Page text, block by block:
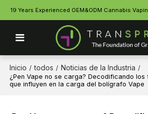
19 Years Experienced OEM&ODM Cannabis
Inicio / todos / Noticias de la Industria /
¿Pen Vape no se carga? Decodificando
que influyen en la carga del bolígrafo Vape